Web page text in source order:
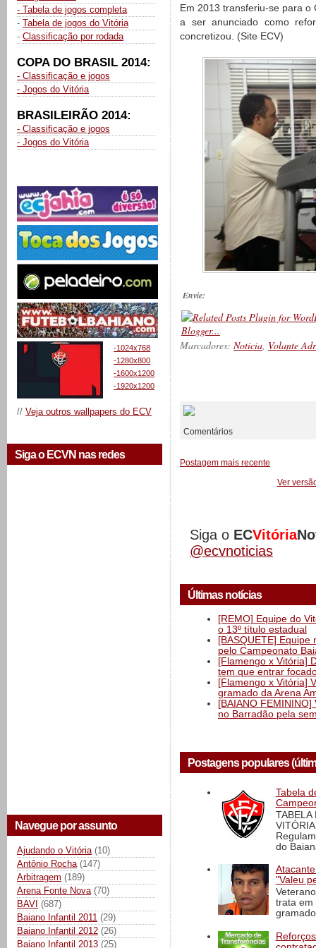
- Tabela de jogos completa
- Tabela de jogos do Vitória
- Classificação por rodada
COPA DO BRASIL 2014:
- Classificação e jogos
- Jogos do Vitória
BRASILEIRÃO 2014:
- Classificação e jogos
- Jogos do Vitória
-1024x768
-1280x800
-1600x1200
-1920x1200
// Veja outros wallpapers do ECV
Siga o ECVN nas redes
Navegue por assunto
Ajudando o Vitória (10)
Antônio Rocha (147)
Arbitragem (189)
Arena Fonte Nova (70)
BAVI (687)
Baiano Infantil 2011 (29)
Baiano Infantil 2012 (26)
Baiano Infantil 2013 (25)
Em 2013 transferiu-se para
a ser anunciado como
concretizou. (Site ECV)
Envie:
Marcadores: Notícia, Volante
Comentários
Postagem mais recente
Ver
Siga o ECVitória
@ecvnoticias
Últimas notícias
[REMO] Equipe do
o 13º título estadual
[BASQUETE]
pelo Campeonato
[Flamengo x Vitória]
tem que entrar
[Flamengo x Vitória]
gramado da Arena
[BAIANO
no Barradão pela
Postagens populares
Tabela
TABELA
do
"Valeu
trata em